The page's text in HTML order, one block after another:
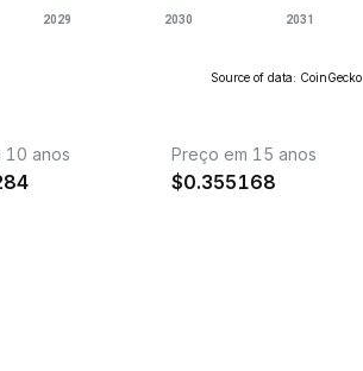
Source of data: CoinGecko
10 anos Preço em 15 anos
$0.355168